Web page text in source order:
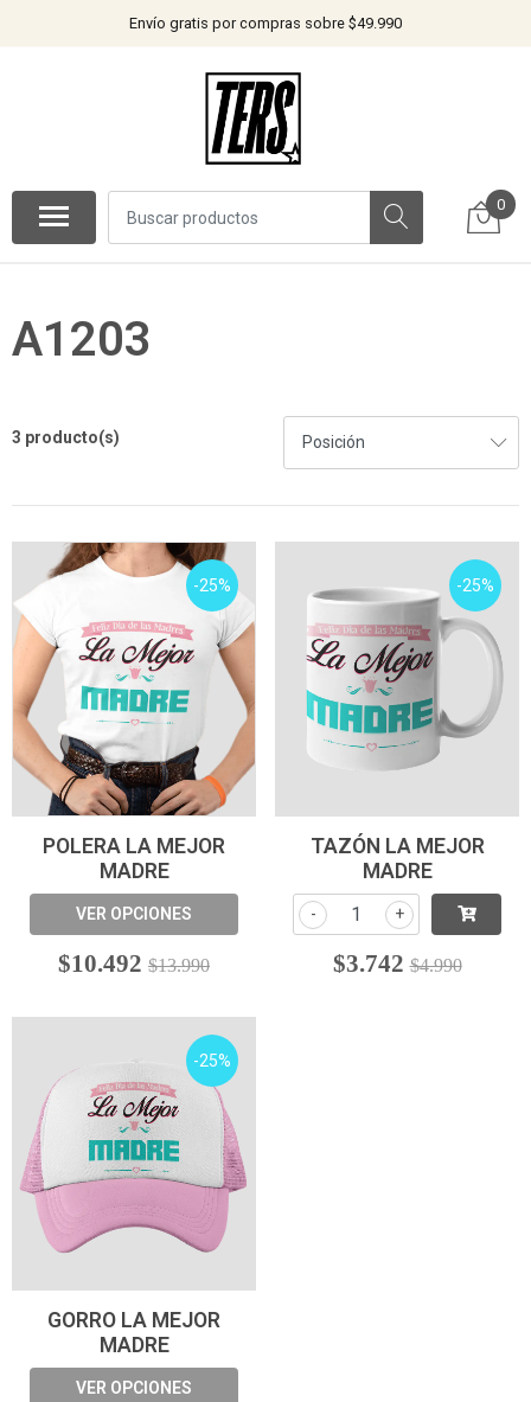
Envío gratis por compras sobre $49.990
0
A1203
3 producto(s)
-25%
POLERA LA MEJOR
MADRE
VER OPCIONES
$10.492 $13.990
-25%
TAZÓN LA MEJOR
MADRE
+
-
$3.742 $4.990
-25%
GORRO LA MEJOR
MADRE
VER OPCIONES